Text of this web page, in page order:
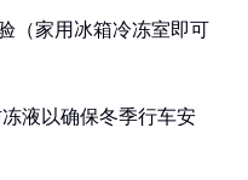
（家用冰箱冷冻室即可
液以确保冬季行车安